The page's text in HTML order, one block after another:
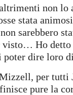
non lo
stata
sarebbero
visto… Ho
poter dire loro
per tutti
pure la